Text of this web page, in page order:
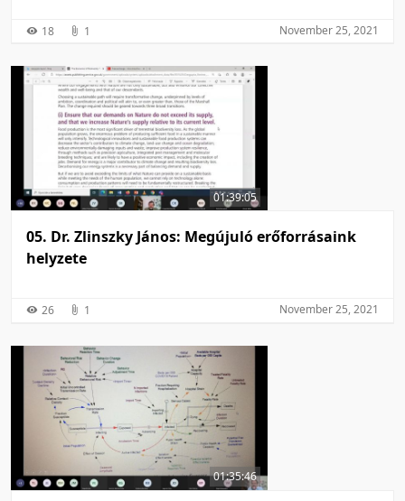
18 1 November 25, 2021
01:39:05
05. Dr. Zlinszky János: Megújuló erőforrásaink
helyzete
26 1 November 25, 2021
01:35:46